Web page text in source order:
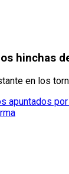
hinchas
en los
apuntados